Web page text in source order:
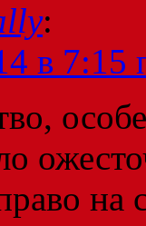
:
в 7:15
на